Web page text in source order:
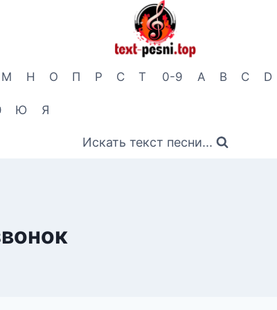
М Н О П Р С Т
Ю Я
0-9 A B C D
Искать текст песни...